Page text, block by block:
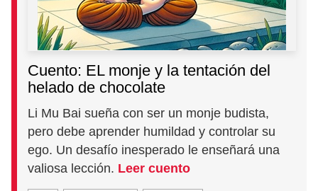
Cuento: EL monje y la tentación del
helado de chocolate
Li Mu Bai sueña con ser un monje budista,
pero debe aprender humildad y controlar su
ego. Un desafío inesperado le enseñará una
valiosa lección. Leer cuento